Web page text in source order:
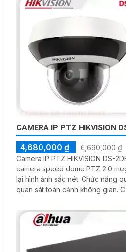
TVI BCS cung cấp hiệu suất cao
CAMERA IP PTZ HIKVISION
4,680,000 ₫
6,690,000 ₫
Camera IP PTZ HIKVISION DS-
camera speed dome PTZ 2.0
lại hình ảnh sắc nét. Chức năng quay 360 giúp camera
quan sát toàn cảnh không gian. Camera phù hợp cho mọi